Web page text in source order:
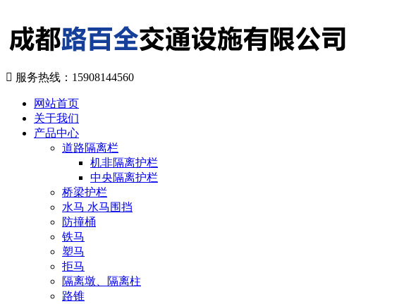
 服务热线： 15908144560
网站首页
关于我们
产品中心
道路隔离栏
机非隔离护栏
中央隔离护栏
桥梁护栏
水马 水马围挡
防撞桶
铁马
塑马
拒马
隔离墩、隔离柱
路锥